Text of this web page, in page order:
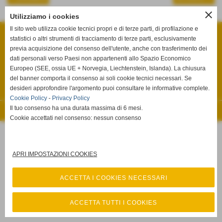
STUDIO LEGALE ULACCO MEMMO
Via Salita Fenaroli, n° 13 - Lanciano (Chieti)
P.I. 02385920695
Tel. 0872.66.15.85 Fax 0872.66.15.86
info@studiolegaleulaccomemmo.it
Privacy Policy -Cookie Policy
Privacy Policy- Cookie Policy
Realizzazione siti web www.sitoper.it
close
Utilizziamo i cookies
Il sito web utilizza cookie tecnici propri e di terze parti, di profilazione e
statistici o altri strumenti di tracciamento di terze parti, esclusivamente
previa acquisizione del consenso dell'utente, anche con trasferimento dei
dati personali verso Paesi non appartenenti allo Spazio Economico
Europeo (SEE, ossia UE + Norvegia, Liechtenstein, Islanda). La chiusura
del banner comporta il consenso ai soli cookie tecnici necessari. Se
desideri approfondire l'argomento puoi consultare le informative complete.
Cookie Policy - Privacy Policy
Il tuo consenso ha una durata massima di 6 mesi.
Cookie accettati nel consenso: nessun consenso
APRI IMPOSTAZIONI COOKIES
ACCETTA I COOKIES NECESSARI
ACCETTA TUTTI I COOKIES